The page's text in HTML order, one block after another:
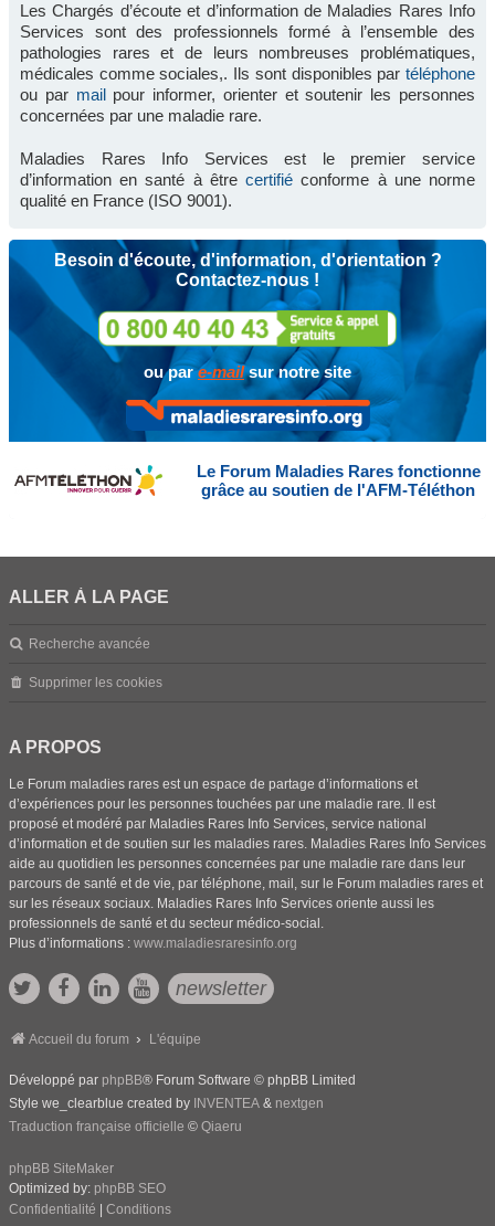
Les Chargés d’écoute et d’information de Maladies Rares Info
Services sont des professionnels formé à l’ensemble des
pathologies rares et de leurs nombreuses problématiques,
médicales comme sociales,. Ils sont disponibles par téléphone
ou par mailpour informer, orienter et soutenir les personnes
concernées par une maladie rare.
Maladies Rares Info Services est le premier service
d’information en santé à êtrecertifié conforme à une norme
qualité en France (ISO 9001).
Besoin d'écoute, d'information, d'orientation ?
Contactez-nous !
ou pare-mailsur notre site
Le Forum Maladies Rares fonctionne
grâce au soutien de l'AFM-Téléthon
ALLER À LA PAGE
Recherche avancée
Supprimer les cookies
A PROPOS
Le Forum maladies rares est un espace de partage d’informations et
d’expériences pour les personnes touchées par une maladie rare. Il est
proposé et modéré par Maladies Rares Info Services, service national
d’information et de soutien sur les maladies rares. Maladies Rares Info Services
aide au quotidien les personnes concernées par une maladie rare dans leur
parcours de santé et de vie, par téléphone, mail, sur le Forum maladies rares et
sur les réseaux sociaux. Maladies Rares Info Services oriente aussi les
professionnels de santé et du secteur médico-social.
Plus d’informations : www.maladiesraresinfo.org
newsletter
Accueil du forum L'équipe
Développé par phpBB® Forum Software © phpBB Limited
Style we_clearblue created by INVENTEA & nextgen
Traduction française officielle © Qiaeru
phpBB SiteMaker
Optimized by: phpBB SEO
Confidentialité
Conditions